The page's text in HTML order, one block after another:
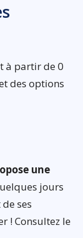
à partir de 0
des options
une
jours
ses
! Consultez le